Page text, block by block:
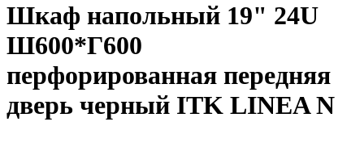
Шкаф напольный 19" 24U
Ш600*Г600
перфорированная передняя
дверь черный ITK LINEA N